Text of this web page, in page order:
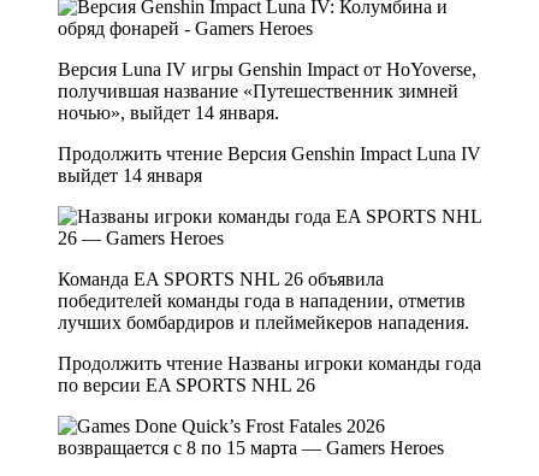
Версия Luna IV игры Genshin Impact от HoYoverse,
получившая название «Путешественник зимней
ночью», выйдет 14 января.
Продолжить чтение Версия Genshin Impact Luna IV
выйдет 14 января
Команда EA SPORTS NHL 26 объявила
победителей команды года в нападении, отметив
лучших бомбардиров и плеймейкеров нападения.
Продолжить чтение Названы игроки команды года
по версии EA SPORTS NHL 26